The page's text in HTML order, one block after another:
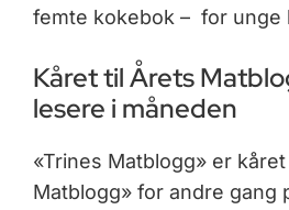
femte kokebok – for unge
Kåret til Årets
lesere i måneden
«Trines Matblogg» er
Matblogg» for andre gang